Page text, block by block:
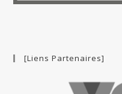
[Liens Partenaires]